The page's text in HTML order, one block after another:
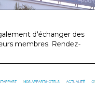
d'échanger des
membres. Rendez-